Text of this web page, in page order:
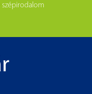
szépirodalom